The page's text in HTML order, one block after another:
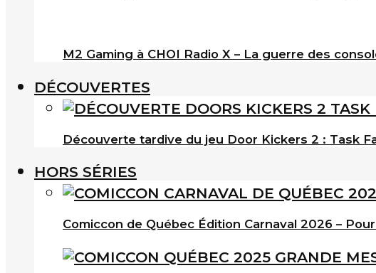
M2 Gaming à CHOI Radio X – La guerre des
DÉCOUVERTES
Découverte tardive du jeu Door Kickers 2 : Task
HORS SÉRIES
Comiccon de Québec Édition Carnaval 2026 –